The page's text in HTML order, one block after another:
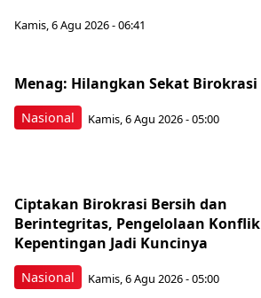
Kamis, 6 Agu 2026 - 06:41
Nasional
Menag: Hilangkan Sekat Birokrasi
Kamis, 6 Agu 2026 - 05:00
Nasional
Ciptakan Birokrasi Bersih dan
Berintegritas, Pengelolaan Konflik
Kepentingan Jadi Kuncinya
Kamis, 6 Agu 2026 - 05:00